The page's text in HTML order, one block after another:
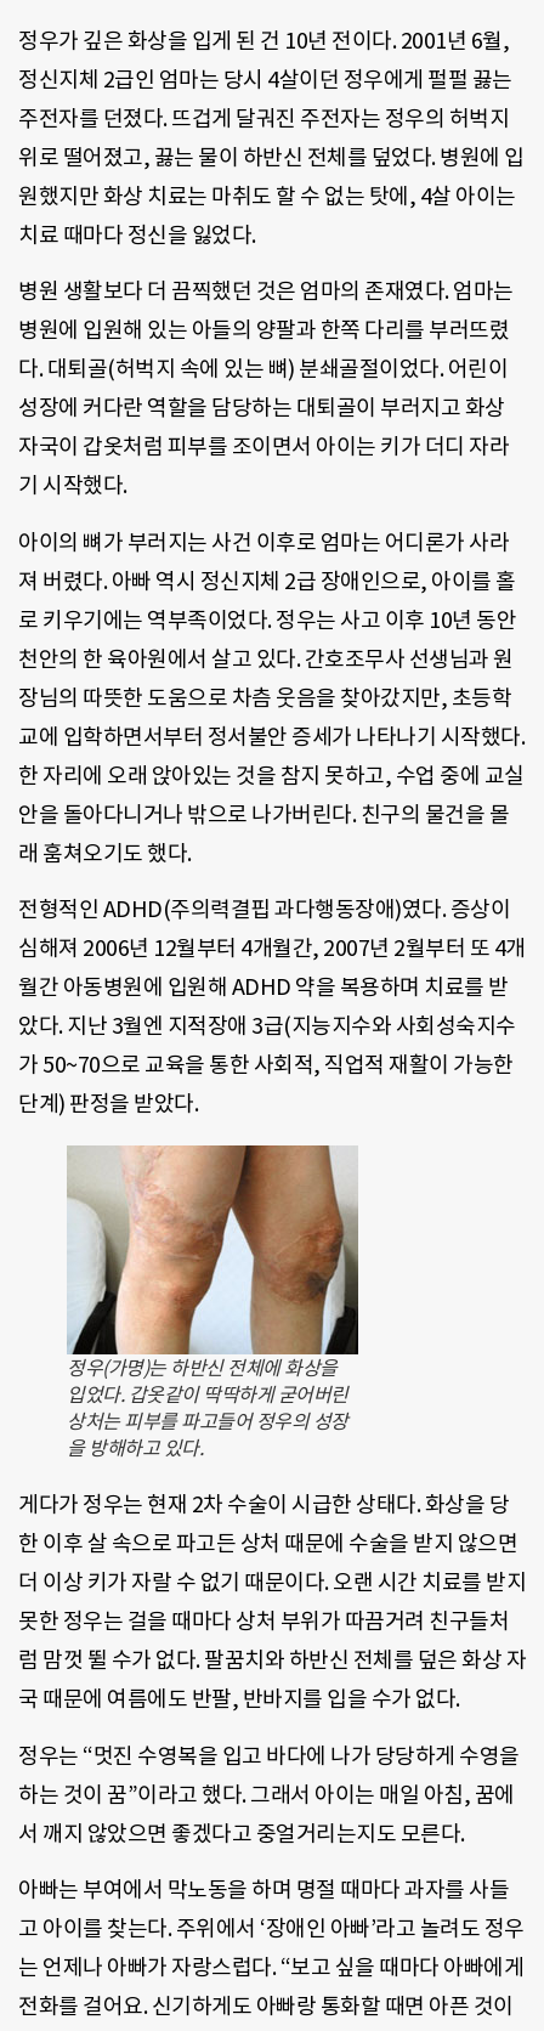
정우가 깊은 화상을 입게 된 건 10년 전이다. 2001년 6월,
정신지체 2급인 엄마는 당시 4살이던 정우에게 펄펄 끓는
주전자를 던졌다. 뜨겁게 달궈진 주전자는 정우의 허벅지
위로 떨어졌고, 끓는 물이 하반신 전체를 덮었다. 병원에 입
원했지만 화상 치료는 마취도 할 수 없는 탓에, 4살 아이는
치료 때마다 정신을 잃었다.
병원 생활보다 더 끔찍했던 것은 엄마의 존재였다. 엄마는
병원에 입원해 있는 아들의 양팔과 한쪽 다리를 부러뜨렸
다. 대퇴골(허벅지 속에 있는 뼈) 분쇄골절이었다. 어린이
성장에 커다란 역할을 담당하는 대퇴골이 부러지고 화상
자국이 갑옷처럼 피부를 조이면서 아이는 키가 더디 자라
기 시작했다.
아이의 뼈가 부러지는 사건 이후로 엄마는 어디론가 사라
져 버렸다. 아빠 역시 정신지체 2급 장애인으로, 아이를 홀
로 키우기에는 역부족이었다. 정우는 사고 이후 10년 동안
천안의 한 육아원에서 살고 있다. 간호조무사 선생님과 원
장님의 따뜻한 도움으로 차츰 웃음을 찾아갔지만, 초등학
교에 입학하면서부터 정서불안 증세가 나타나기 시작했다.
한 자리에 오래 앉아있는 것을 참지 못하고, 수업 중에 교실
안을 돌아다니거나 밖으로 나가버린다. 친구의 물건을 몰
래 훔쳐오기도 했다.
전형적인 ADHD(주의력결핍 과다행동장애)였다. 증상이
심해져 2006년 12월부터 4개월간, 2007년 2월부터 또 4개
월간 아동병원에 입원해 ADHD 약을 복용하며 치료를 받
았다. 지난 3월엔 지적장애 3급(지능지수와 사회성숙지수
가 50~70으로 교육을 통한 사회적, 직업적 재활이 가능한
단계) 판정을 받았다.
정우(가명)는 하반신 전체에 화상을
입었다. 갑옷같이 딱딱하게 굳어버린
상처는 피부를 파고들어 정우의 성장
을 방해하고 있다.
게다가 정우는 현재 2차 수술이 시급한 상태다. 화상을 당
한 이후 살 속으로 파고든 상처 때문에 수술을 받지 않으면
더 이상 키가 자랄 수 없기 때문이다. 오랜 시간 치료를 받지
못한 정우는 걸을 때마다 상처 부위가 따끔거려 친구들처
럼 맘껏 뛸 수가 없다. 팔꿈치와 하반신 전체를 덮은 화상 자
국 때문에 여름에도 반팔, 반바지를 입을 수가 없다.
정우는 “멋진 수영복을 입고 바다에 나가 당당하게 수영을
하는 것이 꿈”이라고 했다. 그래서 아이는 매일 아침, 꿈에
서 깨지 않았으면 좋겠다고 중얼거리는지도 모른다.
아빠는 부여에서 막노동을 하며 명절 때마다 과자를 사들
고 아이를 찾는다. 주위에서 ‘장애인 아빠’라고 놀려도 정우
는 언제나 아빠가 자랑스럽다. “보고 싶을 때마다 아빠에게
전화를 걸어요. 신기하게도 아빠랑 통화할 때면 아픈 것이